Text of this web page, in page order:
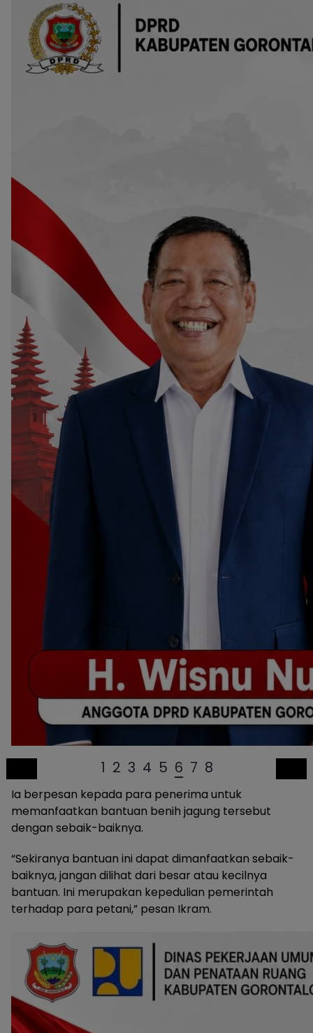
1 2 3 4 5 6 7 8
Ia berpesan kepada para penerima untuk
memanfaatkan bantuan benih jagung tersebut
dengan sebaik-baiknya.
“Sekiranya bantuan ini dapat dimanfaatkan sebaik-
baiknya, jangan dilihat dari besar atau kecilnya
bantuan. Ini merupakan kepedulian pemerintah
terhadap para petani,” pesan Ikram.